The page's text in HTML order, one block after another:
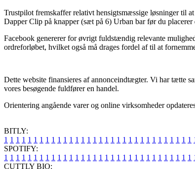
Trustpilot fremskaffer relativt hensigtsmæssige løsninger til
Dapper Clip på knapper (sæt på 6) Urban bar før du placerer
Facebook genererer for øvrigt fuldstændig relevante
ordreforløbet, hvilket også må drages fordel af til at
Dette website finansieres af annonceindtægter. Vi har tætte
vores besøgende fuldfører en handel.
Orientering angående varer og online virksomheder
BITLY:
1 1 1 1 1 1 1 1 1 1 1 1 1 1 1 1 1 1 1 1 1 1 1 1 1 1 1 1 1 1 1 1
SPOTIFY:
1 1 1 1 1 1 1 1 1 1 1 1 1 1 1 1 1 1 1 1 1 1 1 1 1 1 1 1 1 1 1 1
CUTTLY BIO: